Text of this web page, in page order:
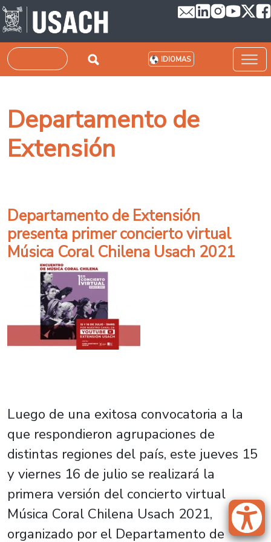
Pasar al contenido principal
Buscar IDIOMAS
Departamento de
Extensión
Departamento de Extensión
presenta primer concierto virtual
Música Coral Chilena Usach 2021
Luego de una exitosa convocatoria a la
que respondieron agrupaciones de
distintas regiones del país, este jueves 15
y viernes 16 de julio se realizará la
primera versión del concierto virtual
Música Coral Chilena Usach 2021,
organizado por el Departamento de